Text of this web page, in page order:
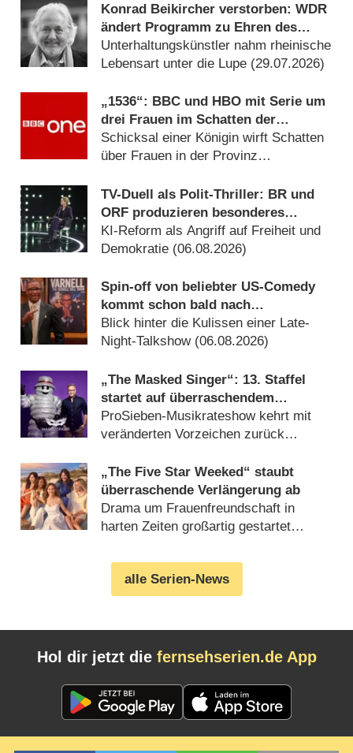
Konrad Beikircher verstorben: WDR
ändert Programm zu Ehren des
Kabarettisten
Unterhaltungskünstler nahm rheinische
Lebensart unter die Lupe (29.07.2026)
„1536“: BBC und HBO mit Serie um
drei Frauen im Schatten der
Verhaftung von Anne Boleyn
Schicksal einer Königin wirft Schatten
über Frauen in der Provinz
TV-Duell als Polit-Thriller: BR und
ORF produzieren besonderes
Fernseh-Kammerspiel
KI-Reform als Angriff auf Freiheit und
Demokratie (06.08.2026)
Spin-off von beliebter US-Comedy
kommt schon bald nach
Deutschland
Blick hinter die Kulissen einer Late-
Night-Talkshow (06.08.2026)
„The Masked Singer“: 13. Staffel
startet auf überraschendem
Sendeplatz und viel früher als
zuletzt
ProSieben-Musikrateshow kehrt mit
veränderten Vorzeichen zurück
„The Five Star Weeked“ staubt
überraschende Verlängerung ab
Drama um Frauenfreundschaft in
harten Zeiten großartig gestartet
alle Serien-News
Hol dir jetzt die fernsehserien.de App